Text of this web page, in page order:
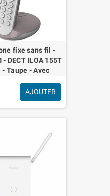
fixe sans fil -
- DECT ILOA 155T
- Taupe - Avec
AJOUTER